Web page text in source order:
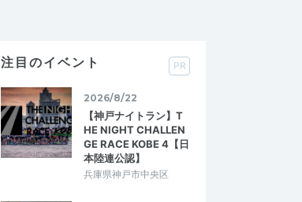
注目のイベント PR
2026/8/22
【神戸ナイトラン】T
HE NIGHT CHALLEN
GE RACE KOBE 4【日
本陸連公認】
兵庫県神戸市中央区